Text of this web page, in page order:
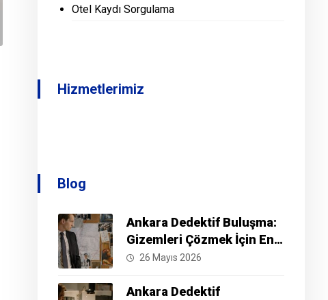
Otel Kaydı Sorgulama
Hizmetlerimiz
Blog
Ankara Dedektif Buluşma:
Gizemleri Çözmek İçin En
İyi Yöntemler Nelerdir?
26 Mayıs 2026
Ankara Dedektif